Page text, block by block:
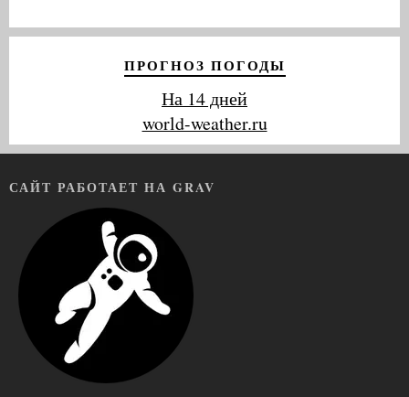
ПРОГНОЗ ПОГОДЫ
На 14 дней
world-weather.ru
САЙТ РАБОТАЕТ НА GRAV